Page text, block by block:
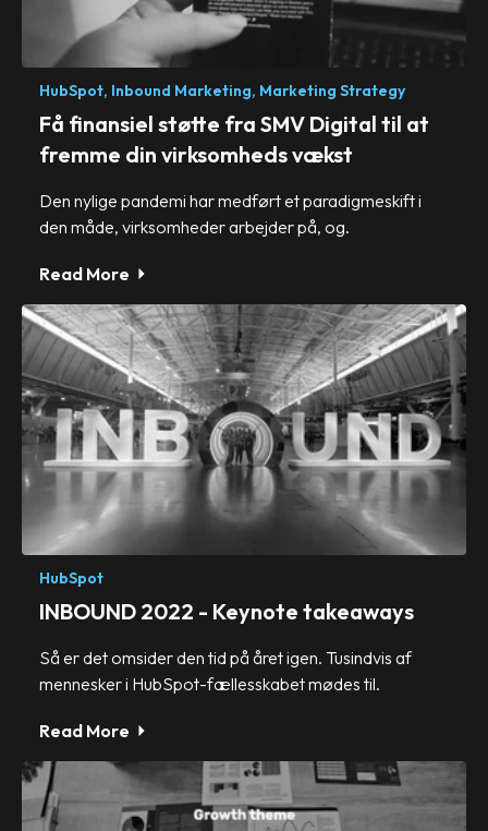
HubSpot, Inbound Marketing, Marketing Strategy
Få finansiel støtte fra SMV Digital til at
fremme din virksomheds vækst
Den nylige pandemi har medført et paradigmeskift i
den måde, virksomheder arbejder på, og.
Read More
HubSpot
INBOUND 2022 - Keynote takeaways
Så er det omsider den tid på året igen. Tusindvis af
mennesker i HubSpot-fællesskabet mødes til.
Read More